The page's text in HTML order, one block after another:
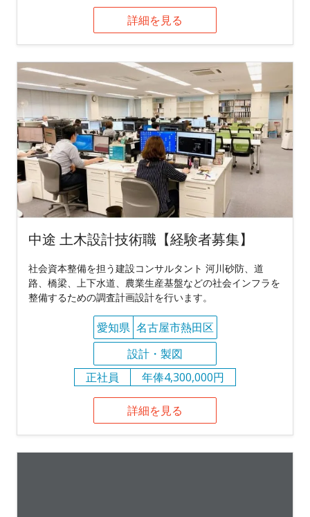
詳細を見る
中途 土木設計技術職【経験者募集】
社会資本整備を担う建設コンサルタント 河川砂防、道
路、橋梁、上下水道、農業生産基盤などの社会インフラを
整備するための調査計画設計を行います。
愛知県 名古屋市熱田区
設計・製図
正社員
年俸4,300,000円
詳細を見る